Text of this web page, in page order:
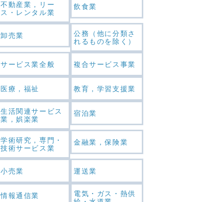
不動産業，リー
ス・レンタル業
飲食業
卸売業
公務（他に分類さ
れるものを除く）
サービス業全般 複合サービス事業
医療，福祉 教育，学習支援業
生活関連サービス
業，娯楽業
宿泊業
学術研究，専門・
技術サービス業
金融業，保険業
小売業 運送業
情報通信業
電気・ガス・熱供